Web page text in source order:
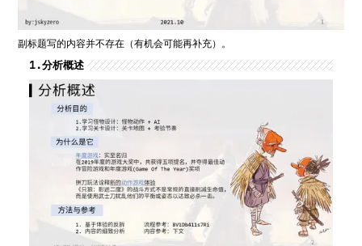
副标题写的内容并不存在（有机会可能再补充）。
1.分析概述